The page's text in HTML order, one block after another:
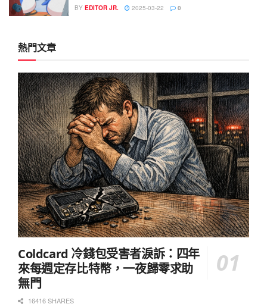
BY EDITOR JR. 2025-03-22 0
熱門文章
Coldcard 冷錢包受害者淚訴：四年
來每週定存比特幣，一夜歸零求助
無門
16416 SHARES